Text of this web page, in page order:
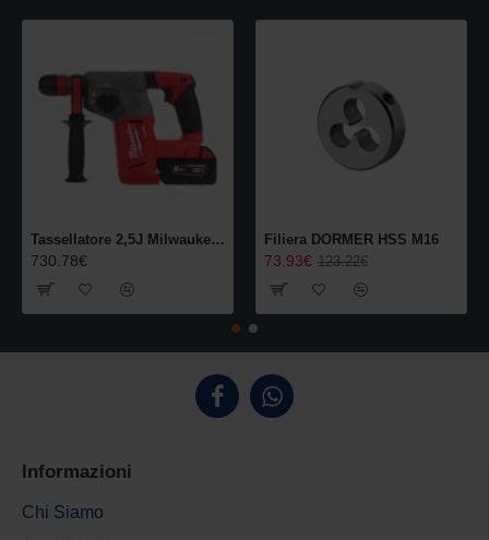
Tassellatore 2,5J Milwaukee M18 SDS-Plus con mandrino a cambio rapido FIXTEC
730.78€
Filiera DORMER HSS M16
73.93€ 123.22€
Informazioni
Chi Siamo